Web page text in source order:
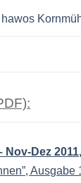
hawos
Nov-Dez
Ausgabe